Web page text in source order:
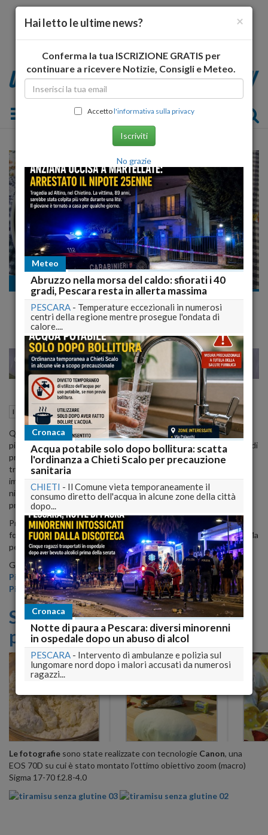
Toggle navigation
I sempreverdi in cucina
Pizza margherita senza glutine
MILANO 28 29
I sempreverdi in cucina L'Aquila (AQ) 28 Maggio 2014 07:26
Quanto manca una buona pizza ai celiaci! Con questa ricetta della
pizza margherita senza glutine, vi assicuro che potrete con un po' di
pratica, ritrovare il gusto e la consistenza della buona pizza
tradizionale. Ho ritrovato anche il piacere di mettere le mani in un
impasto morbido e profumato di lievito che, sinceramente non ha
niente a che vedere con tante pizze surgelate o preparati già
pronti!
Prepararla è facile ed anche divertente, la parte più complicata,
forse, è quella della cottura che varia molto a secondo del forno. Ma
per risolvere il problema, basta solo fare tanta pratica!
Gusta anche:
Pizza ai quattro formaggi senza glutine
Pizza al pomodoro senza glutine e senza latte!
Segui tutti i passi per la
preparazione:
Le fotografie sono state realizzate con tecnologie Canon, una
EOS 70D su cui è stato montato l’ottimo obiettivo zoom (macro)
Sigma 17-70 f.2.8-4.0
×
Hai letto le ultime news?
Conferma la tua ISCRIZIONE GRATIS per
continuare a ricevere Notizie, Consigli e Meteo.
Accettol'informativa sulla privacy
Iscriviti
No grazie
Meteo
Abruzzo nella morsa del caldo: sfiorati i 40
gradi, Pescara resta in allerta massima
PESCARA - Temperature eccezionali in numerosi
centri della regione mentre prosegue l'ondata di
calore....
Cronaca
Acqua potabile solo dopo bollitura: scatta
l'ordinanza a Chieti Scalo per precauzione
sanitaria
CHIETI - Il Comune vieta temporaneamente il
consumo diretto dell'acqua in alcune zone della città
dopo...
Cronaca
Notte di paura a Pescara: diversi minorenni
in ospedale dopo un abuso di alcol
PESCARA - Intervento di ambulanze e polizia sul
lungomare nord dopo i malori accusati da numerosi
ragazzi...